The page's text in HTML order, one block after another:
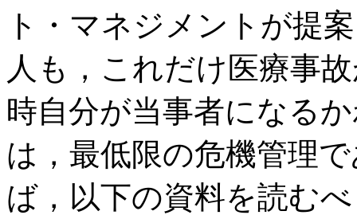
ト・マネジメントが提
人も，これだけ医療事
時自分が当事者になる
は，最低限の危機管理
ば，以下の資料を読む